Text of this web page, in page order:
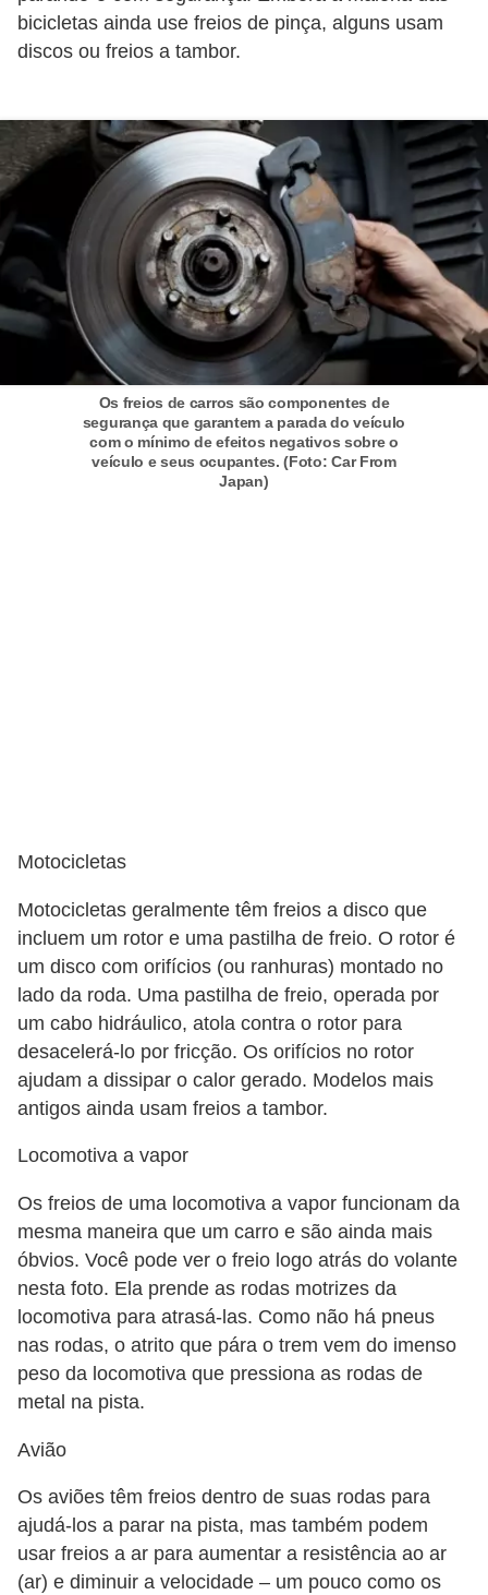
bicicletas ainda use freios de pinça, alguns usam
discos ou freios a tambor.
Os freios de carros são componentes de
segurança que garantem a parada do veículo
com o mínimo de efeitos negativos sobre o
veículo e seus ocupantes. (Foto: Car From
Japan)
Motocicletas
Motocicletas geralmente têm freios a disco que
incluem um rotor e uma pastilha de freio. O rotor é
um disco com orifícios (ou ranhuras) montado no
lado da roda. Uma pastilha de freio, operada por
um cabo hidráulico, atola contra o rotor para
desacelerá-lo por fricção. Os orifícios no rotor
ajudam a dissipar o calor gerado. Modelos mais
antigos ainda usam freios a tambor.
Locomotiva a vapor
Os freios de uma locomotiva a vapor funcionam da
mesma maneira que um carro e são ainda mais
óbvios. Você pode ver o freio logo atrás do volante
nesta foto. Ela prende as rodas motrizes da
locomotiva para atrasá-las. Como não há pneus
nas rodas, o atrito que pára o trem vem do imenso
peso da locomotiva que pressiona as rodas de
metal na pista.
Avião
Os aviões têm freios dentro de suas rodas para
ajudá-los a parar na pista, mas também podem
usar freios a ar para aumentar a resistência ao ar
(ar) e diminuir a velocidade – um pouco como os
c
a
m
a
e
n
s
e
s
o
o
t
s
N
o
t
í
c
i
a
s
o
b